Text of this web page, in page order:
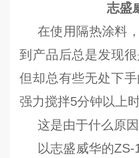
志盛
在使用隔热涂料
到产品后总是发现
但却总有些无处下
强力搅拌5分钟以上
这是由于什么原
以志盛威华的